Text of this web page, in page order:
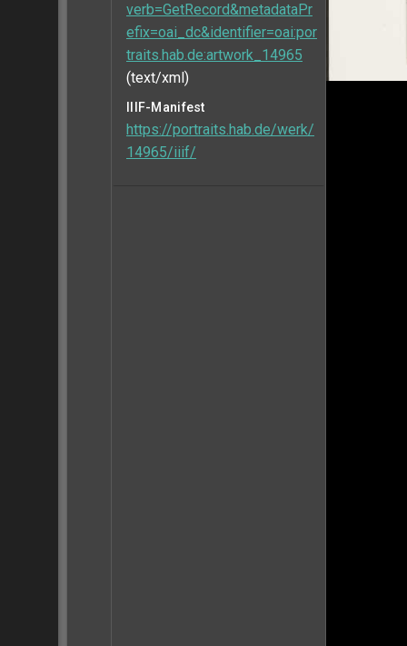
verb=GetRecord&metadataPr
efix=oai_dc&identifier=oai:por
traits.hab.de:artwork_14965
(text/xml)
IIIF-Manifest
https://portraits.hab.de/werk/
14965/iiif/